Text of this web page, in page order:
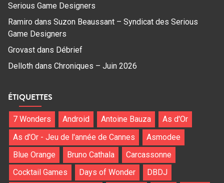
Serious Game Designers
Ramiro dans Suzon Beaussant – Syndicat des Serious
Game Designers
Grovast dans Débrief
Delloth dans Chroniques – Juin 2026
ÉTIQUETTES
7 Wonders Android Antoine Bauza
As d'Or
As d'Or - Jeu de l'année de Cannes
Asmodee
Blue Orange
Bruno Cathala
Carcassonne
Cocktail Games
Days of Wonder DBDJ